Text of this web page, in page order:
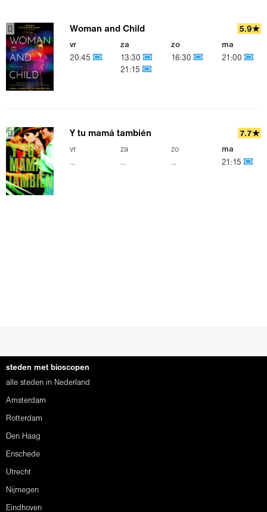
Woman and Child 5.9★
vr
20:45
za
13:30
21:15
zo
16:30
ma
21:00
Y tu mamá también 7.7★
vr
...
za
...
zo
...
ma
21:15
steden met bioscopen
alle steden in Nederland
Amsterdam
Rotterdam
Den Haag
Enschede
Utrecht
Nijmegen
Eindhoven